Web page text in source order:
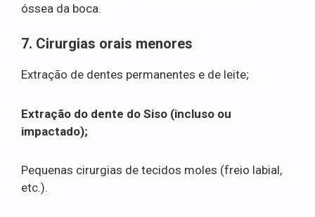
óssea da boca.
7. Cirurgias orais menores
Extração de dentes permanentes e de leite;
Extração do dente do Siso (incluso ou
impactado);
Pequenas cirurgias de tecidos moles (freio labial,
etc.).